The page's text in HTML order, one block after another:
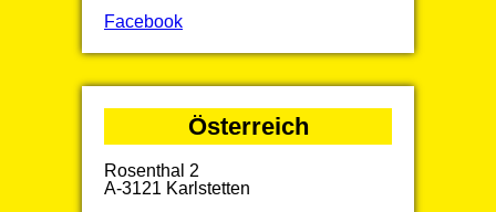
Facebook
Österreich
Rosenthal 2
A-3121 Karlstetten